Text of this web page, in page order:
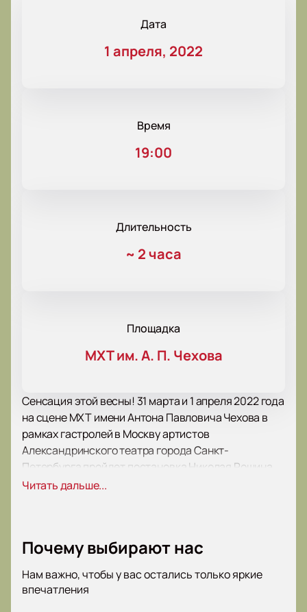
Дата
1 апреля, 2022
Время
19:00
Длительность
~ 2 часа
Площадка
МХТ им. А. П. Чехова
Сенсация этой весны! 31 марта и 1 апреля 2022 года
на сцене МХТ имени Антона Павловича Чехова в
рамках гастролей в Москву артистов
Александринского театра города Санкт-
Петербурга пройдет постановка Николая Рощина
под названием “Дети Солнца”.
“Дети Солнца” – постановка, основанная на сюжете
поднимаются вечные вопросы человеческого
бытия – о любви, о вечном, о прекрасном и об
Читать дальше...
Почему выбирают нас
Нам важно, чтобы у вас остались только яркие
впечатления